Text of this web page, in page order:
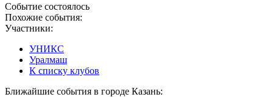
Событие состоялось
Похожие события:
Участники:
УНИКС
Уралмаш
К списку клубов
Ближайшие события в городе Казань: